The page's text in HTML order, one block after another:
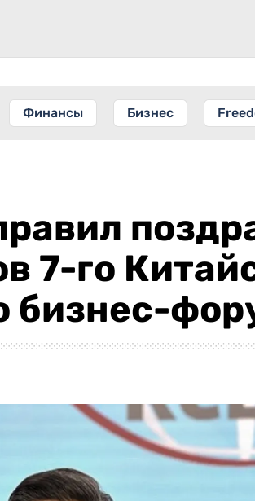
Финансы Бизнес
7-го
бизнес-